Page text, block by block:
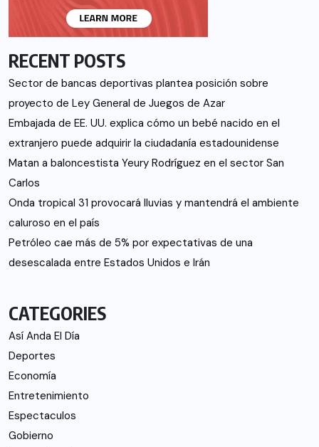
RECENT POSTS
Sector de bancas deportivas plantea posición sobre
proyecto de Ley General de Juegos de Azar
Embajada de EE. UU. explica cómo un bebé nacido en el
extranjero puede adquirir la ciudadanía estadounidense
Matan a baloncestista Yeury Rodríguez en el sector San
Carlos
Onda tropical 31 provocará lluvias y mantendrá el ambiente
caluroso en el país
Petróleo cae más de 5% por expectativas de una
desescalada entre Estados Unidos e Irán
CATEGORIES
Así Anda El Día
Deportes
Economía
Entretenimiento
Espectaculos
Gobierno